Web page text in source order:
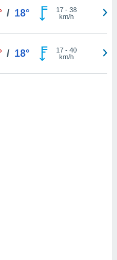
/ 18° 17- 38
km/h
/ 18° 17- 40
km/h